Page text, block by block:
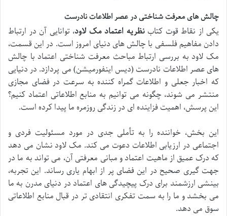
چالش های معرفت شناختی در عصر اطلاعات نادرست
یکی از نقاط قوت کتابنظریه اعتماد مک لاود، توانایی آن در ارتباط
دادن مفاهیم فلسفی با چالش های دنیای امروز است. در این قسمت،
مک لاود به بررسی ارتباط مباحث معرفت شناختی اعتماد با چالش
های عصر اطلاعات نادرست (دیس اینفورمیشن) می پردازد. در دنیایی
که اخبار جعلی و اطلاعات گمراه کننده به سرعت در فضای مجازی
منتشر می شوند، چگونه می توانیم به منابع اطلاعاتی اعتماد کنیم؟
این پرسش، اهمیت فزاینده ای در زندگی روزمره ما پیدا کرده است.
این بخش، خواننده را به تأملی جدی در مورد مسئولیت فردی و
اجتماعی در ارزیابی اطلاعات دعوت می کند. مک لاود نشان می دهد
که درک عمیق از ماهیت اعتماد و مبانی معرفتی آن، می تواند به ما در
جهت گیری صحیح در این فضای پر از ابهام یاری رساند. این تجربه،
بینشی ارزشمند برای درک پیچیدگی های اعتماد در دنیای مدرن به ما
می بخشد و ما را به سمت تفکری انتقادی تر در قبال منابع اطلاعاتی
سوق می دهد.